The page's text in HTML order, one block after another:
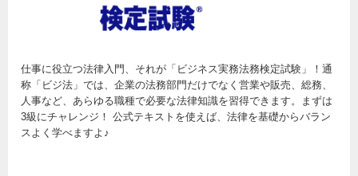
仕事に役立つ法律入門、それが「ビジネス実務法務検定試験」！通
称「ビジ法」では、企業の法務部門だけでなく営業や販売、総務、
人事など、あらゆる職種で必要な法律知識を習得できます。まずは
3級にチャレンジ！ 公式テキストを使えば、法律を基礎からバラン
スよく学べますよ♪